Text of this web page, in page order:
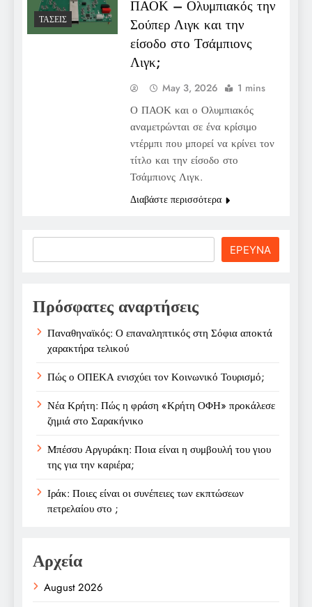
ΤΆΣΕΙΣ
ΠΑΟΚ – Ολυμπιακός την
Σούπερ Λιγκ και την
είσοδο στο Τσάμπιονς
Λιγκ;
May 3, 2026 1 mins
Ο ΠΑΟΚ και ο Ολυμπιακός
αναμετρώνται σε ένα κρίσιμο
ντέρμπι που μπορεί να κρίνει τον
τίτλο και την είσοδο στο
Τσάμπιονς Λιγκ.
Διαβάστε περισσότερα
ΕΡΕΥΝΑ
Πρόσφατες αναρτήσεις
Παναθηναϊκός: Ο επαναληπτικός στη Σόφια αποκτά
χαρακτήρα τελικού
Πώς ο ΟΠΕΚΑ ενισχύει τον Κοινωνικό Τουρισμό;
Νέα Κρήτη: Πώς η φράση «Κρήτη ΟΦΗ» προκάλεσε
ζημιά στο Σαρακήνικο
Μπέσσυ Αργυράκη: Ποια είναι η συμβουλή του γιου
της για την καριέρα;
Ιράκ: Ποιες είναι οι συνέπειες των εκπτώσεων
πετρελαίου στο ;
Αρχεία
August 2026